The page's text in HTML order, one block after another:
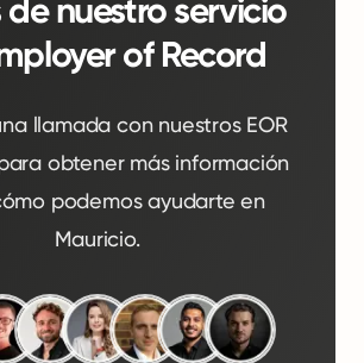
nuestro servicio
of Record
llamada con nuestros EOR
obtener más información
podemos ayudarte en
Mauricio.